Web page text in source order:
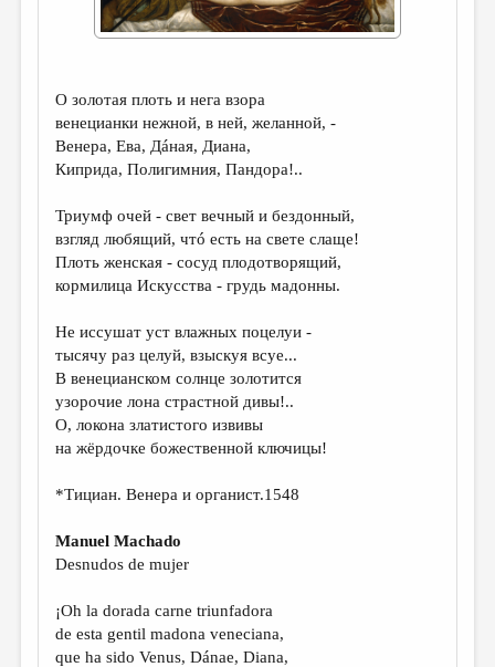
ДАЙДЖЕСТ
ПЕРЕВОДЫ
КОНКУРСЫ
ДЕТСКАЯ КОМНАТА
КНИЖНАЯ ПОЛКА
ОБЗОР ЛИТЕРАТУРЫ
СТРАНИЦЫ ПАМЯТИ
ОБЪЯВЛЕНИЯ
КОЛОНКА РЕДАКТОРА
РЕДКОЛЛЕГИЯ
ОТ РЕДАКЦИИ
МАЛАЯ ПРОЗА
ЭССЕИСТИКА
ЛИТЕРАТУРОВЕДЕНИЕ
КУЛЬТУРОВЕДЕНИЕ
ПУБЛИЦИСТИКА
О золотая плоть и нега взора
венецианки нежной, в ней, желанной, -
Венера, Ева, Дáная, Диана,
Киприда, Полигимния, Пандора!..
Триумф очей - свет вечный и бездонный,
взгляд любящий, чтó есть на свете слаще!
Плоть женская - сосуд плодотворящий,
кормилица Искусства - грудь мадонны.
Не иссушат уст влажных поцелуи -
тысячу раз целуй, взыскуя всуе...
В венецианском солнце золотится
узорочие лона страстной дивы!..
О, локона златистого извивы
на жёрдочке божественной ключицы!
*Тициан. Венера и органист.1548
Manuel Machado
Desnudos de mujer
¡Oh la dorada carne triunfadora
de esta gentil madona veneciana,
que ha sido Venus, Dánae, Diana,